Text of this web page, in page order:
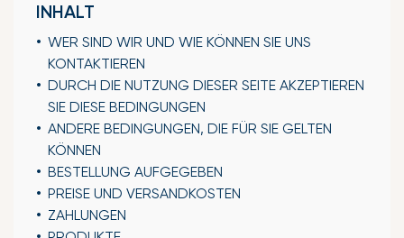
INHALT
WER SIND WIR UND WIE KÖNNEN SIE UNS
KONTAKTIEREN
DURCH DIE NUTZUNG DIESER SEITE AKZEPTIEREN
SIE DIESE BEDINGUNGEN
ANDERE BEDINGUNGEN, DIE FÜR SIE GELTEN
KÖNNEN
BESTELLUNG AUFGEGEBEN
PREISE UND VERSANDKOSTEN
ZAHLUNGEN